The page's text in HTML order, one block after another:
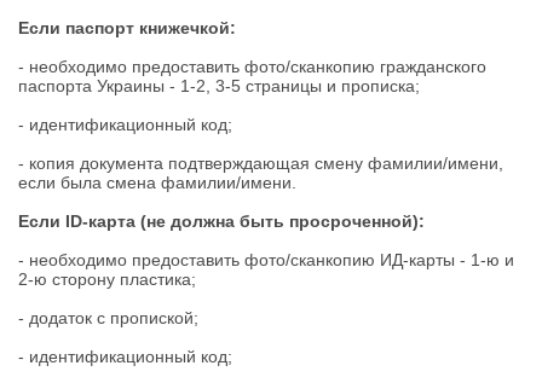
Если паспорт книжечкой:
- необходимо предоставить фото/сканкопию гражданского
паспорта Украины - 1-2, 3-5 страницы и прописка;
- идентификационный код;
- копия документа подтверждающая смену фамилии/имени,
если была смена фамилии/имени.
Если ID-карта (не должна быть просроченной):
- необходимо предоставить фото/сканкопию ИД-карты - 1-ю и
2-ю сторону пластика;
- додаток с пропиской;
- идентификационный код;